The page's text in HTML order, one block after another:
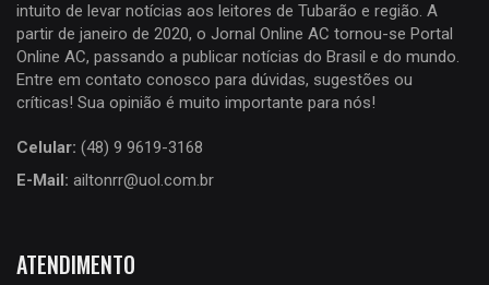
intuito de levar notícias aos leitores de Tubarão e região. A
partir de janeiro de 2020, o Jornal Online AC tornou-se Portal
Online AC, passando a publicar notícias do Brasil e do mundo.
Entre em contato conosco para dúvidas, sugestões ou
críticas! Sua opinião é muito importante para nós!
Celular: (48) 9 9619-3168
E-Mail: ailtonrr@uol.com.br
ATENDIMENTO